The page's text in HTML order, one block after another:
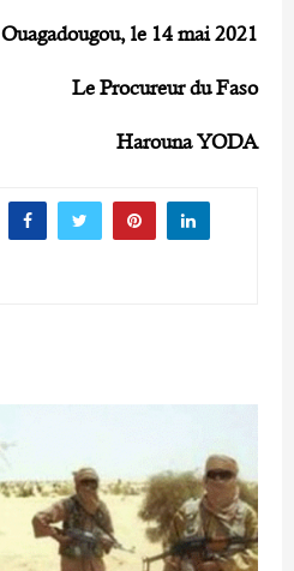
Ouagadougou, le 14 mai 2021
Le Procureur du Faso
Harouna YODA